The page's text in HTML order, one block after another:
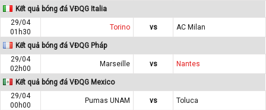
Kết quả bóng đá VĐQG Italia
29/04
01h30
Torino vs AC Milan
Kết quả bóng đá VĐQG Pháp
29/04
02h00
Marseille vs Nantes
Kết quả bóng đá VĐQG Mexico
29/04
00h00
Pumas UNAM vs
Toluca